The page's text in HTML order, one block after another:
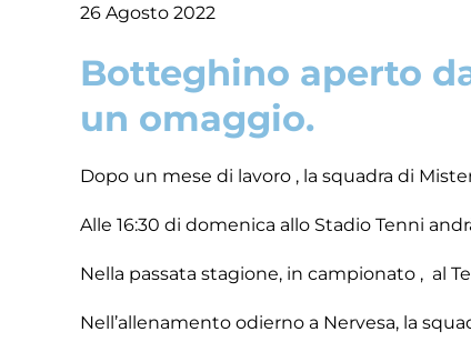
26 Agosto 2022
Botteghino aperto
un omaggio.
Dopo un mese di lavoro , la squadra di
Alle 16:30 di domenica allo Stadio Tenni
Nella passata stagione, in campionato , al
Nell’allenamento odierno a Nervesa, la